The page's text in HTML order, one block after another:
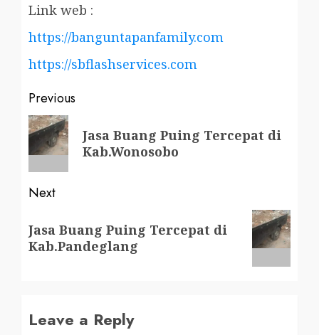
Link web :
https://banguntapanfamily.com
https://sbflashservices.com
Post
navigation
Previous
Previous
post:
Jasa Buang Puing Tercepat di
Kab.Wonosobo
Next
post:
Jasa Buang Puing Tercepat di
Kab.Pandeglang
Leave a Reply